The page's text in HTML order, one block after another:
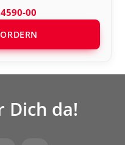
00
Dich da!